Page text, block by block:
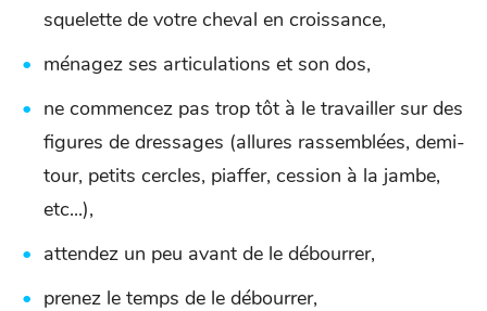
squelette de votre cheval en croissance,
ménagez ses articulations et son dos,
ne commencez pas trop tôt à le travailler sur des
figures de dressages (allures rassemblées, demi-
tour, petits cercles, piaffer, cession à la jambe,
etc...),
attendez un peu avant de le débourrer,
prenez le temps de le débourrer,